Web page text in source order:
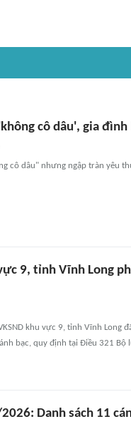
cô dâu', gia
cô dâu" nhưng ngập tràn yêu
9, tỉnh Vĩnh Long
khu vực 9, tỉnh Vĩnh Long
bạc, quy định tại Điều 321 Bộ
Danh sách 11